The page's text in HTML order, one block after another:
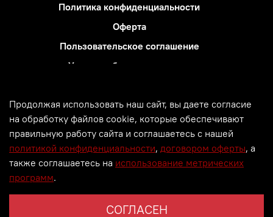
Политика конфиденциальности
Оферта
Пользовательское соглашение
Условия обмена и возврата
Использование метрических программ
Политика обработки персональных данных
© Все права защищены. 2000 - 2026. PM GROUP.
Информация сайта защищена законом об авторских
Продолжая использовать наш сайт, вы даете согласие
на обработку файлов cookie, которые обеспечивают
правильную работу сайта и соглашаетесь с нашей
политикой конфиденциальности, договором оферты, а
также соглашаетесь на использование метрических
программ.
СОГЛАСЕН